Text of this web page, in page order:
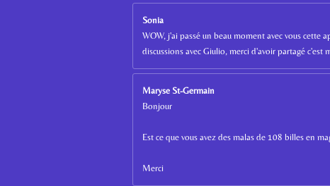
Sonia
WOW, j'ai passé un beau moment avec vous cette
discussions avec Giulio, merci d'avoir partagé
Maryse St-Germain
Bonjour
Est ce que vous avez des malas de 108 billes en
Merci